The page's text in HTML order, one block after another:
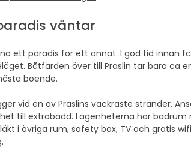
väntar
ett paradis för ett annat. I god tid innan
Båtfärden över till Praslin tar bara ca
boende.
vid en av Praslins vackraste stränder,
till extrabädd. Lägenheterna har
i övriga rum, safety box, TV och gratis